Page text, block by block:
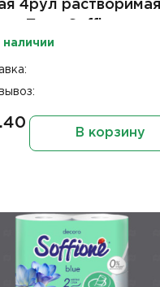
4рул растворимая
наличии
В корзину